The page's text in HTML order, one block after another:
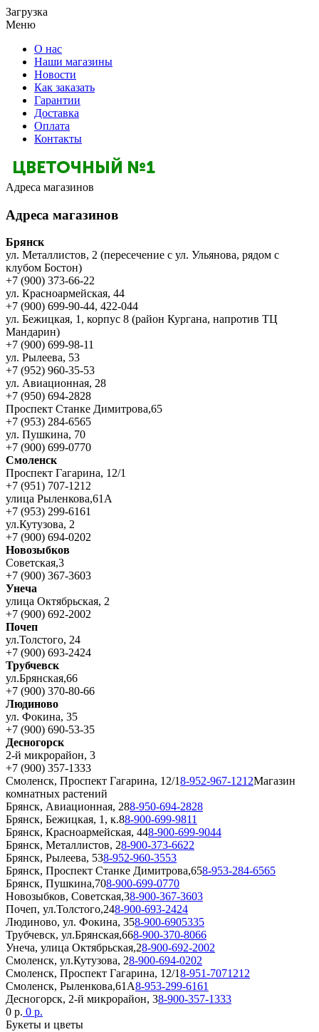
Загрузка
Меню
О нас
Наши магазины
Новости
Как заказать
Гарантии
Доставка
Оплата
Контакты
Адреса магазинов
Адреса магазинов
Брянск
ул. Металлистов, 2 (пересечение с ул. Ульянова, рядом с
клубом Бостон)
+7 (900) 373-66-22
ул. Красноармейская, 44
+7 (900) 699-90-44, 422-044
ул. Бежицкая, 1, корпус 8 (район Кургана, напротив ТЦ
Мандарин)
+7 (900) 699-98-11
ул. Рылеева, 53
+7 (952) 960-35-53
ул. Авиационная, 28
+7 (950) 694-2828
Проспект Станке Димитрова,65
+7 (953) 284-6565
ул. Пушкина, 70
+7 (900) 699-0770
Смоленск
Проспект Гагарина, 12/1
+7 (951) 707-1212
улица Рыленкова,61А
+7 (953) 299-6161
ул.Кутузова, 2
+7 (900) 694-0202
Новозыбков
Советская,3
+7 (900) 367-3603
Унеча
улица Октябрьская, 2
+7 (900) 692-2002
Почеп
ул.Толстого, 24
+7 (900) 693-2424
Трубчевск
ул.Брянская,66
+7 (900) 370-80-66
Людиново
ул. Фокина, 35
+7 (900) 690-53-35
Десногорск
2-й микрорайон, 3
+7 (900) 357-1333
Смоленск, Проспект Гагарина, 12/18-952-967-1212Магазин
комнатных растений
Брянск, Авиационная, 288-950-694-2828
Брянск, Бежицкая, 1, к.88-900-699-9811
Брянск, Красноармейская, 448-900-699-9044
Брянск, Металлистов, 28-900-373-6622
Брянск, Рылеева, 538-952-960-3553
Брянск, Проспект Станке Димитрова,658-953-284-6565
Брянск, Пушкина,708-900-699-0770
Новозыбков, Советская,38-900-367-3603
Почеп, ул.Толстого,248-900-693-2424
Людиново, ул. Фокина, 358-900-6905335
Трубчевск, ул.Брянская,668-900-370-8066
Унеча, улица Октябрьская,28-900-692-2002
Смоленск, ул.Кутузова, 28-900-694-0202
Смоленск, Проспект Гагарина, 12/18-951-7071212
Смоленск, Рыленкова,61А8-953-299-6161
Десногорск, 2-й микрорайон, 38-900-357-1333
0 р. 0 р.
Букеты и цветы